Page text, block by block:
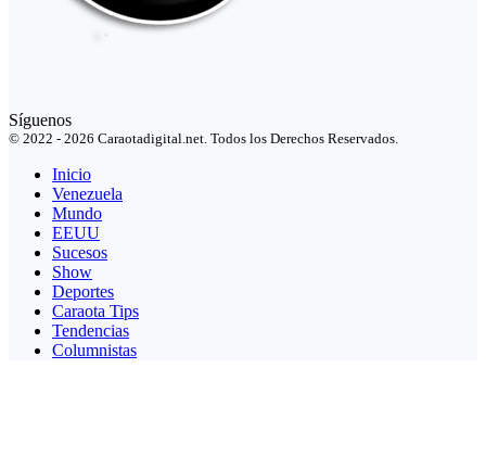
Síguenos
© 2022 - 2026 Caraotadigital.net. Todos los Derechos Reservados.
Inicio
Venezuela
Mundo
EEUU
Sucesos
Show
Deportes
Caraota Tips
Tendencias
Columnistas